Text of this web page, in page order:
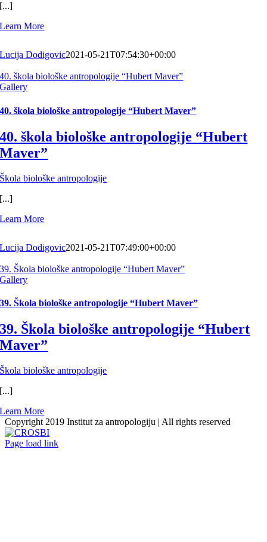
[...]
Learn More
Lucija Dodigovic2021-05-21T07:54:30+00:00
40. škola biološke antropologije “Hubert Maver”
Gallery
40. škola biološke antropologije “Hubert Maver”
40. škola biološke antropologije “Hubert
Maver”
Škola biološke antropologije
[...]
Learn More
Lucija Dodigovic2021-05-21T07:49:00+00:00
39. Škola biološke antropologije “Hubert Maver”
Gallery
39. Škola biološke antropologije “Hubert Maver”
39. Škola biološke antropologije “Hubert
Maver”
Škola biološke antropologije
[...]
Learn More
Copyright 2019 Institut za antropologiju | All rights reserved
CROSBI
Facebook
LinkedIn
XInstagram
Page load link